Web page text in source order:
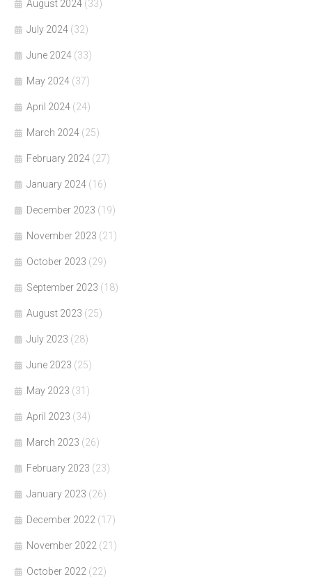
August 2024 (33)
July 2024 (32)
June 2024 (33)
May 2024 (37)
April 2024 (24)
March 2024 (25)
February 2024 (27)
January 2024 (16)
December 2023 (19)
November 2023 (21)
October 2023 (29)
September 2023 (18)
August 2023 (25)
July 2023 (28)
June 2023 (25)
May 2023 (31)
April 2023 (34)
March 2023 (26)
February 2023 (23)
January 2023 (26)
December 2022 (17)
November 2022 (21)
October 2022 (22)